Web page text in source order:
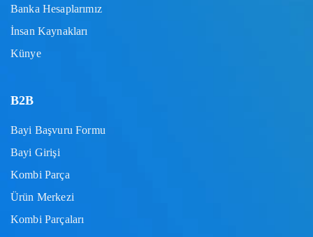
Banka Hesaplarımız
İnsan Kaynakları
Künye
B2B
Bayi Başvuru Formu
Bayi Girişi
Kombi Parça
Ürün Merkezi
Kombi Parçaları